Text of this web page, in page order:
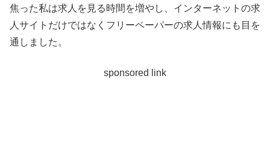
焦った私は求人を見る時間を増やし、インターネットの求
人サイトだけではなくフリーペーパーの求人情報にも目を
通しました。
sponsored link